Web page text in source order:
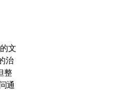
文
治
整
通